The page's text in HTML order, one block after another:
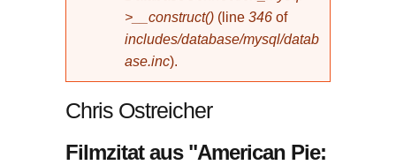
>__construct() (line 346 of
includes/database/mysql/datab
ase.inc).
Chris Ostreicher
Filmzitat aus "American Pie: